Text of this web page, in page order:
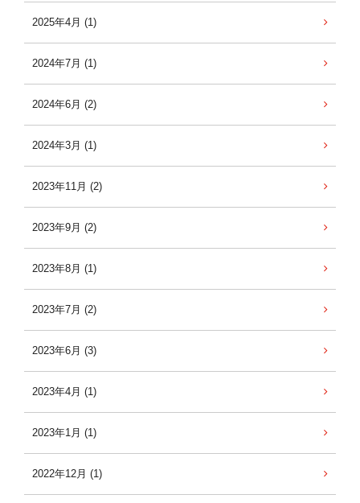
2025年4月 (1)
2024年7月 (1)
2024年6月 (2)
2024年3月 (1)
2023年11月 (2)
2023年9月 (2)
2023年8月 (1)
2023年7月 (2)
2023年6月 (3)
2023年4月 (1)
2023年1月 (1)
2022年12月 (1)